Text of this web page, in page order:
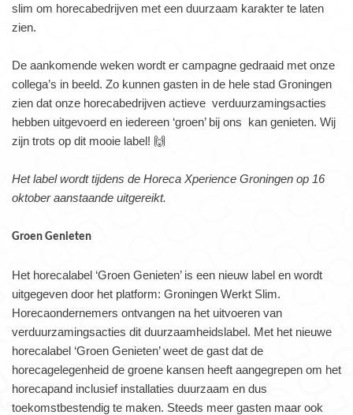
slim om horecabedrijven met een duurzaam karakter te laten
zien.
De aankomende weken wordt er campagne gedraaid met onze
collega’s in beeld. Zo kunnen gasten in de hele stad Groningen
zien dat onze horecabedrijven actieve verduurzamingsacties
hebben uitgevoerd en iedereen ‘groen’ bij ons kan genieten. Wij
zijn trots op dit mooie label! 🙌
Het label wordt tijdens de Horeca Xperience Groningen op 16
oktober aanstaande uitgereikt.
Groen Genieten
Het horecalabel ‘Groen Genieten’ is een nieuw label en wordt
uitgegeven door het platform: Groningen Werkt Slim.
Horecaondernemers ontvangen na het uitvoeren van
verduurzamingsacties dit duurzaamheidslabel. Met het nieuwe
horecalabel ‘Groen Genieten’ weet de gast dat de
horecagelegenheid de groene kansen heeft aangegrepen om het
horecapand inclusief installaties duurzaam en dus
toekomstbestendig te maken. Steeds meer gasten maar ook